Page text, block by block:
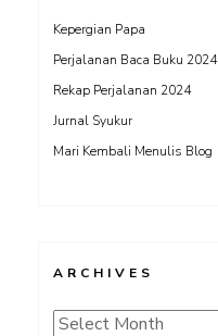
Kepergian Papa
Perjalanan Baca Buku 2024
Rekap Perjalanan 2024
Jurnal Syukur
Mari Kembali Menulis Blog
ARCHIVES
Archives